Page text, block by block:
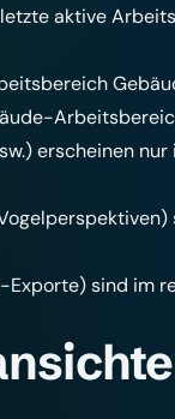
aktive
erscheinen
Exporte) sind im